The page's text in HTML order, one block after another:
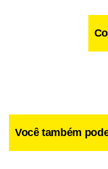
dá para dar um cavalo
imediatamente botar
de coisas lá, coisas
comuns.”.
Você também